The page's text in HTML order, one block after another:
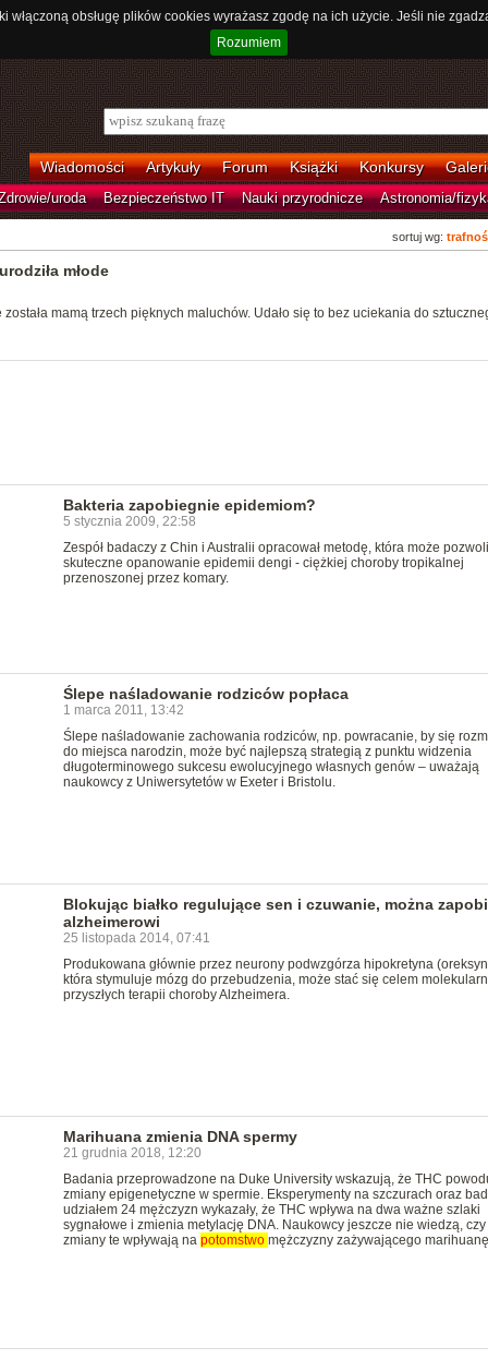
obsługę plików cookies wyrażasz zgodę na ich użycie. Jeśli nie
Rozumiem
Wiadomości Artykuły Forum Książki Konkursy
uroda Bezpieczeństwo IT Nauki przyrodnicze Astronomia/
sortuj wg:
młode
mamą trzech pięknych maluchów. Udało się to bez uciekania do
Bakteria zapobiegnie epidemiom?
5 stycznia 2009, 22:58
Zespół badaczy z Chin i Australii opracował metodę, która może
skuteczne opanowanie epidemii dengi - ciężkiej choroby tropikalnej
przenoszonej przez komary.
Ślepe naśladowanie rodziców popłaca
1 marca 2011, 13:42
Ślepe naśladowanie zachowania rodziców, np. powracanie, by się
do miejsca narodzin, może być najlepszą strategią z punktu widzenia
długoterminowego sukcesu ewolucyjnego własnych genów – uważają
naukowcy z Uniwersytetów w Exeter i Bristolu.
Blokując białko regulujące sen i czuwanie, można
alzheimerowi
25 listopada 2014, 07:41
Produkowana głównie przez neurony podwzgórza hipokretyna
która stymuluje mózg do przebudzenia, może stać się celem
przyszłych terapii choroby Alzheimera.
Marihuana zmienia DNA spermy
21 grudnia 2018, 12:20
Badania przeprowadzone na Duke University wskazują, że THC
zmiany epigenetyczne w spermie. Eksperymenty na szczurach oraz
udziałem 24 mężczyzn wykazały, że THC wpływa na dwa ważne szlaki
sygnałowe i zmienia metylację DNA. Naukowcy jeszcze nie wiedzą, czy
zmiany te wpływają na potomstwo mężczyzny zażywającego